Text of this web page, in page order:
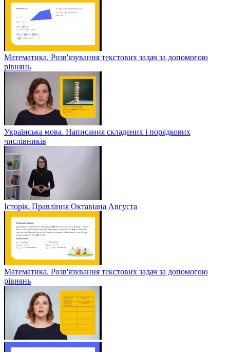
Математика. Розв'язування текстових задач за допомогою
рівнянь
Українська мова. Написання складених і порядкових
числівників
Історія. Правління Октавіана Августа
Математика. Розв'язування текстових задач за допомогою
рівнянь